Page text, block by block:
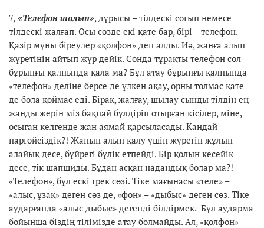
7, «Телефон шалып», дұрысы – тілдескі соғып немесе
тілдескі жалғап. Осы сөзде екі қате бар, бірі – телефон.
Қазір мұны біреулер «қолфон» деп алды. Иә, жанға алып
жүретінін айтып жүр дейік. Сонда тұрақты телефон сол
бұрынғы қалпында қала ма? Бұл атау бұрынғы қалпында
«телефон» деліне берсе де үлкен ақау, орны толмас қате
де бола қоймас еді. Бірақ, жалғау, шылау сынды тілдің ең
жанды жерін міз бақпай бүлдіріп отырған кісілер, міне,
осыған келгенде жан аямай қарсыласады. Қандай
паргөйсіздік?! Жанын алып қалу үшін жүрегін жұлып
алайық десе, бүйрегі бүлік етпейді. Бір қолын кесейік
десе, тік шапшиды. Бұдан асқан надандық болар ма?!
«Телефон», бұл ескі грек сөзі. Тіке мағынасы «теле» –
«алыс, ұзақ» деген сөз де, «фон» – «дыбыс» деген сөз. Тіке
аударғанда «алыс дыбыс» дегенді білдірмек. Бұл аударма
бойынша біздің тілімізде атау болмайды. Ал, «қолфон»